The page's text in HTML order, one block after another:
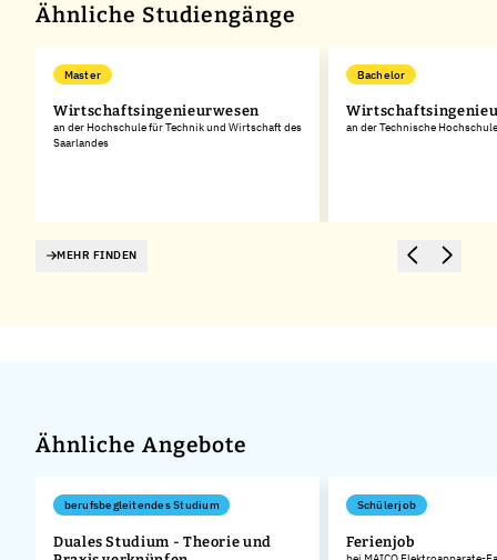
Ähnliche Studiengänge
Master
Wirtschaftsingenieurwesen
an der Hochschule für Technik und Wirtschaft des
Saarlandes
Bachelor
an der Technische
MEHR FINDEN
Ähnliche Angebote
berufsbegleitendes Studium
Duales Studium - Theorie und
Schülerjob
Ferienjob